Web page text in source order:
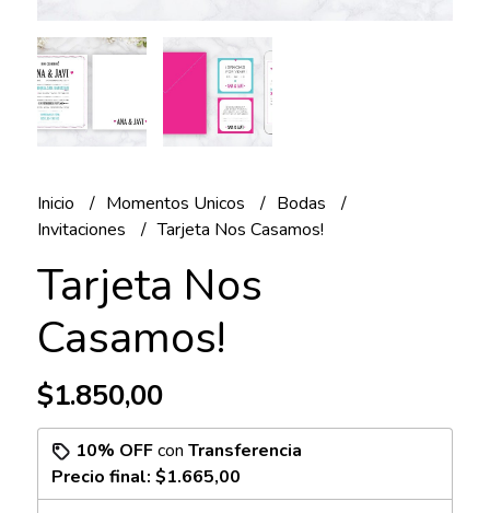
Inicio Momentos Unicos
Bodas
Invitaciones
Tarjeta Nos Casamos!
Tarjeta Nos
Casamos!
$1.850,00
10% OFFcon Transferencia
Precio final: $1.665,00